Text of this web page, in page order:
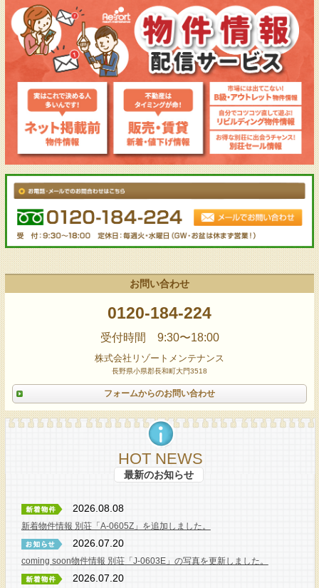
お問い合わせ
0120-184-224
受付時間 9:30〜18:00
株式会社リゾートメンテナンス
長野県小県郡長和町大門3518
フォームからのお問い合わせ
HOT NEWS
最新のお知らせ
2026.08.08
新着物件情報 別荘「A-0605Z」を追加しました。
2026.07.20
coming soon物件情報 別荘「J-0603E」の写真を更新しました。
2026.07.20